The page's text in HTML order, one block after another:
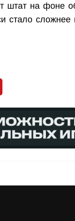
штат на фоне
стало сложнее